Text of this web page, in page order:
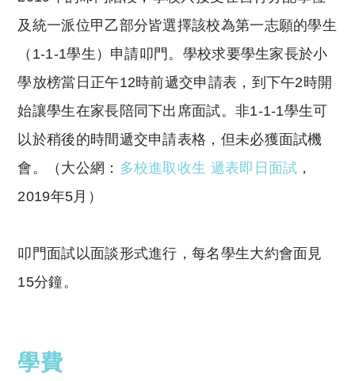
及統一派位甲乙部分皆選擇該校為第一志願的學生
（ 1-1-1學生）申請叩門。學校求要學生家長於小
學放榜當日正午12時前遞交申請表，到下午2時開
始讓學生在家長陪同下出席面試。非1-1-1學生可
以於稍後的時間遞交申請表格，但未必獲面試機
會。（大公網： 多校進取收生 遞表即日面試 ，
2019年5月）
叩門面試以面談形式進行，每名學生大約會面見
15分鐘。
學費